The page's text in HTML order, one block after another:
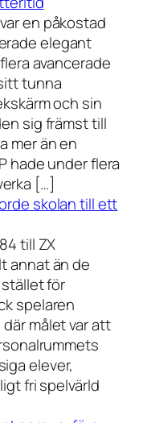
en påkostad
elegant
avancerade
tunna
och sin
sig främst till
mer än en
hade under flera
[…]
skolan till ett
till ZX
annat än de
för
spelaren
målet var att
elever,
fri spelvärld